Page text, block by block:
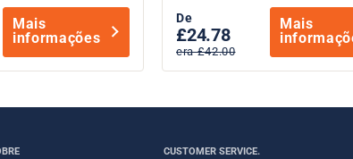
Mais
informações
De
£24.78
era £42.00
Mais
CUSTOMER SERVICE.